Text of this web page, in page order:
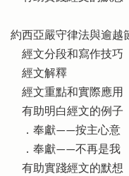
約西亞嚴守律法與逾越
經文分段和寫作技巧
經文解釋
經文重點和實際應用
有助明白經文的例子
．奉獻——按主心意
．奉獻——不再是我
有助實踐經文的默想